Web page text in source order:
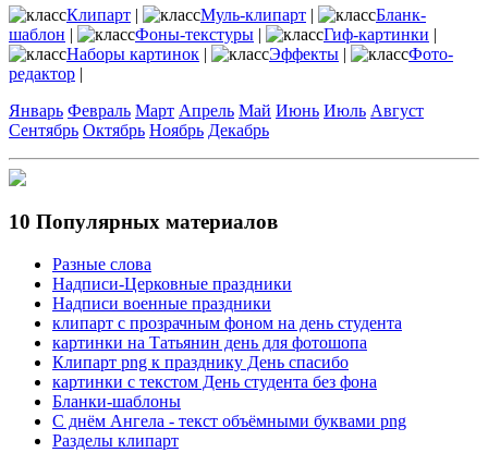
Клипарт | Муль-клипарт |
Бланк-
шаблон | Фоны-текстуры | Гиф-картинки |
Наборы картинок | Эффекты |
Фото-
редактор |
Январь Февраль Март Апрель Май Июнь Июль Август
Сентябрь Октябрь Ноябрь Декабрь
10 Популярных материалов
Разные слова
Надписи-Церковные праздники
Надписи военные праздники
клипарт с прозрачным фоном на день студента
картинки на Татьянин день для фотошопа
Клипарт png к празднику День спасибо
картинки с текстом День студента без фона
Бланки-шаблоны
С днём Ангела - текст объёмными буквами png
Разделы клипарт